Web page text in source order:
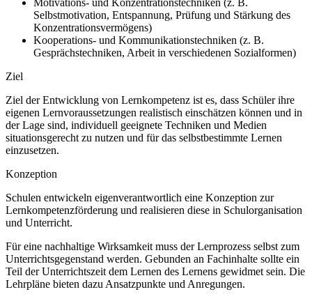
Motivations- und Konzentrationstechniken (z. B.
Selbstmotivation, Entspannung, Prüfung und Stärkung des
Konzentrationsvermögens)
Kooperations- und Kommunikationstechniken (z. B.
Gesprächstechniken, Arbeit in verschiedenen Sozialformen)
Ziel
Ziel der Entwicklung von Lernkompetenz ist es, dass Schüler ihre
eigenen Lernvoraussetzungen realistisch einschätzen können und in
der Lage sind, individuell geeignete Techniken und Medien
situationsgerecht zu nutzen und für das selbstbestimmte Lernen
einzusetzen.
Konzeption
Schulen entwickeln eigenverantwortlich eine Konzeption zur
Lernkompetenzförderung und realisieren diese in Schulorganisation
und Unterricht.
Für eine nachhaltige Wirksamkeit muss der Lernprozess selbst zum
Unterrichtsgegenstand werden. Gebunden an Fachinhalte sollte ein
Teil der Unterrichtszeit dem Lernen des Lernens gewidmet sein. Die
Lehrpläne bieten dazu Ansatzpunkte und Anregungen.